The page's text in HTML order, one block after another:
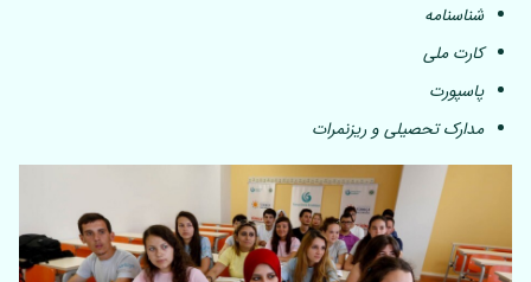
شناسنامه
کارت ملی
پاسپورت
مدارک تحصیلی و ریزنمرات